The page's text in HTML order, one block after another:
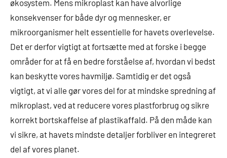
økosystem. Mens mikroplast kan have alvorlige
konsekvenser for både dyr og mennesker, er
mikroorganismer helt essentielle for havets overlevelse.
Det er derfor vigtigt at fortsætte med at forske i begge
områder for at få en bedre forståelse af, hvordan vi bedst
kan beskytte vores havmiljø. Samtidig er det også
vigtigt, at vi alle gør vores del for at mindske spredning af
mikroplast, ved at reducere vores plastforbrug og sikre
korrekt bortskaffelse af plastikaffald. På den måde kan
vi sikre, at havets mindste detaljer forbliver en integreret
del af vores planet.